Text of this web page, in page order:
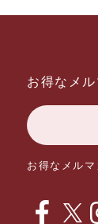
お得なメ
お得なメル